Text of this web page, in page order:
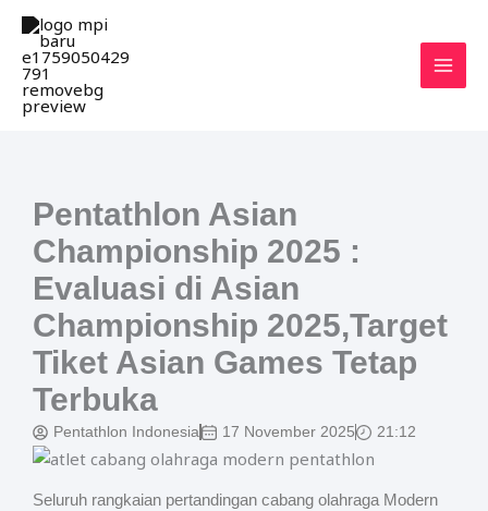
Skip
content
Pentathlon Asian
Championship 2025 :
Evaluasi di Asian
Championship 2025,Target
Tiket Asian Games Tetap
Terbuka
Pentathlon Indonesia 17 November 2025 21:12
Seluruh rangkaian pertandingan cabang olahraga Modern